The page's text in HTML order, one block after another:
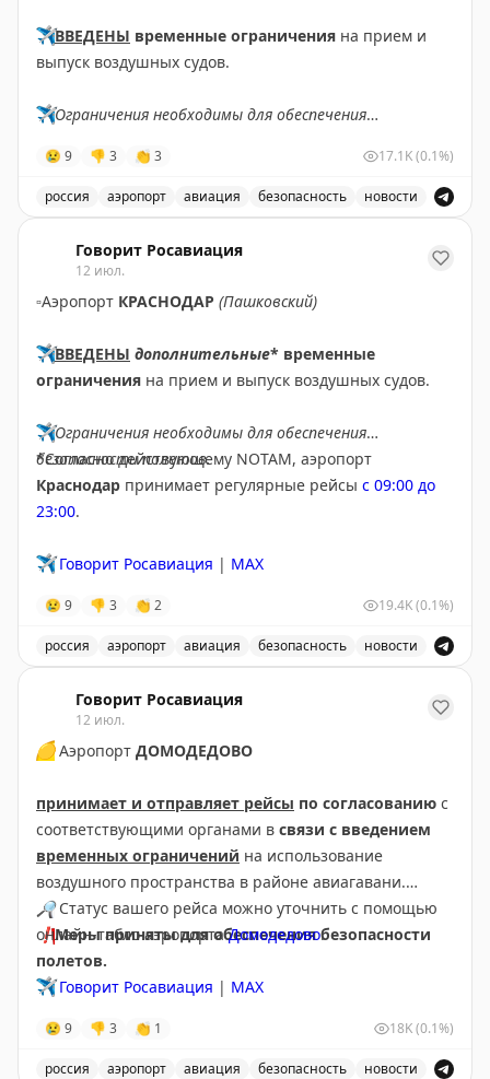
ETIAS для граждан не-ЕС снова отложена. Хотя
официальный сайт указывает на запуск в конце 2026
ETIAS работает по принципу американской ESTA и
позволяет получить электронное разрешение на
евро.
Эти инициативы упростят процесс прохождения
границы для путешественников, хотя внедрение
требует значительных инвестиций и времени.
2PAXfly|Traveling For Miles
✈️ВВЕДЕНЫ временные ограничения на прием и
выпуск воздушных судов.
✈️Ограничения необходимы для обеспечения
✈️ Говорит Росавиация|МАХ
😢 9 👎 3 👏 3 17.1K(0.1%)
россия аэропорт авиация безопасность новости
Говорит Росавиация
12 июл.
▫️Аэропорт КРАСНОДАР (Пашковский)
✈️ВВЕДЕНЫ дополнительные* временные
ограничения на прием и выпуск воздушных судов.
✈️Ограничения необходимы для обеспечения
безопасности полетов.
*Согласно действующему NOTAM, аэропорт
Краснодар принимает регулярные рейсы с 09:00 до
23:00.
✈️ Говорит Росавиация | MAX
😢 9 👎 3 👏 2 19.4K(0.1%)
россия аэропорт авиация безопасность новости
Говорит Росавиация
12 июл.
🟡Аэропорт ДОМОДЕДОВО
принимает и отправляет рейсы по согласованию с
соответствующими органами в связи с введением
временных ограничений на использование
воздушного пространства в районе авиагавани.
❗️Меры приняты для обеспечения безопасности
полетов.
🔎Статус вашего рейса можно уточнить с помощью
онлайн-табло аэропортаДомодедово.
✈️ Говорит Росавиация | МАХ
😢 9 👎 3 👏 1 18K(0.1%)
россия аэропорт авиация безопасность новости